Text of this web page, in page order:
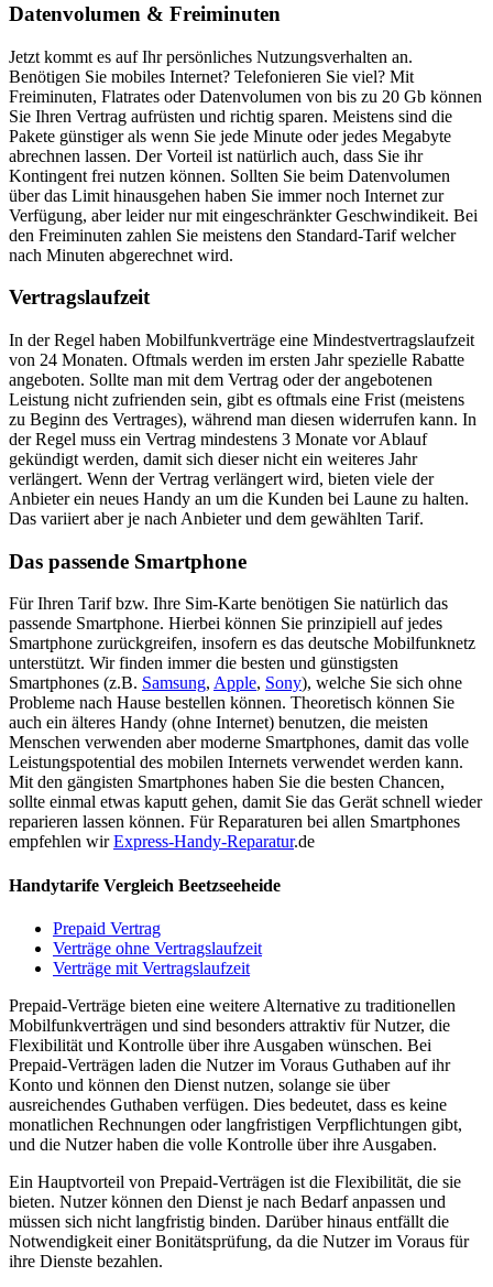
Datenvolumen & Freiminuten
Jetzt kommt es auf Ihr persönliches Nutzungsverhalten an.
Benötigen Sie mobiles Internet? Telefonieren Sie viel? Mit
Freiminuten, Flatrates oder Datenvolumen von bis zu 20 Gb können
Sie Ihren Vertrag aufrüsten und richtig sparen. Meistens sind die
Pakete günstiger als wenn Sie jede Minute oder jedes Megabyte
abrechnen lassen. Der Vorteil ist natürlich auch, dass Sie ihr
Kontingent frei nutzen können. Sollten Sie beim Datenvolumen
über das Limit hinausgehen haben Sie immer noch Internet zur
Verfügung, aber leider nur mit eingeschränkter Geschwindikeit. Bei
den Freiminuten zahlen Sie meistens den Standard-Tarif welcher
nach Minuten abgerechnet wird.
Vertragslaufzeit
In der Regel haben Mobilfunkverträge eine Mindestvertragslaufzeit
von 24 Monaten. Oftmals werden im ersten Jahr spezielle Rabatte
angeboten. Sollte man mit dem Vertrag oder der angebotenen
Leistung nicht zufrienden sein, gibt es oftmals eine Frist (meistens
zu Beginn des Vertrages), während man diesen widerrufen kann. In
der Regel muss ein Vertrag mindestens 3 Monate vor Ablauf
gekündigt werden, damit sich dieser nicht ein weiteres Jahr
verlängert. Wenn der Vertrag verlängert wird, bieten viele der
Anbieter ein neues Handy an um die Kunden bei Laune zu halten.
Das variiert aber je nach Anbieter und dem gewählten Tarif.
Das passende Smartphone
Für Ihren Tarif bzw. Ihre Sim-Karte benötigen Sie natürlich das
passende Smartphone. Hierbei können Sie prinzipiell auf jedes
Smartphone zurückgreifen, insofern es das deutsche Mobilfunknetz
unterstützt. Wir finden immer die besten und günstigsten
Smartphones (z.B. Samsung, Apple, Sony), welche Sie sich ohne
Probleme nach Hause bestellen können. Theoretisch können Sie
auch ein älteres Handy (ohne Internet) benutzen, die meisten
Menschen verwenden aber moderne Smartphones, damit das volle
Leistungspotential des mobilen Internets verwendet werden kann.
Mit den gängisten Smartphones haben Sie die besten Chancen,
sollte einmal etwas kaputt gehen, damit Sie das Gerät schnell wieder
reparieren lassen können. Für Reparaturen bei allen Smartphones
empfehlen wirExpress-Handy-Reparatur.de
Handytarife Vergleich Beetzseeheide
Prepaid Vertrag
Verträge ohne Vertragslaufzeit
Verträge mit Vertragslaufzeit
Prepaid-Verträge bieten eine weitere Alternative zu traditionellen
Mobilfunkverträgen und sind besonders attraktiv für Nutzer, die
Flexibilität und Kontrolle über ihre Ausgaben wünschen. Bei
Prepaid-Verträgen laden die Nutzer im Voraus Guthaben auf ihr
Konto und können den Dienst nutzen, solange sie über
ausreichendes Guthaben verfügen. Dies bedeutet, dass es keine
monatlichen Rechnungen oder langfristigen Verpflichtungen gibt,
und die Nutzer haben die volle Kontrolle über ihre Ausgaben.
Ein Hauptvorteil von Prepaid-Verträgen ist die Flexibilität, die sie
bieten. Nutzer können den Dienst je nach Bedarf anpassen und
müssen sich nicht langfristig binden. Darüber hinaus entfällt die
Notwendigkeit einer Bonitätsprüfung, da die Nutzer im Voraus für
ihre Dienste bezahlen.